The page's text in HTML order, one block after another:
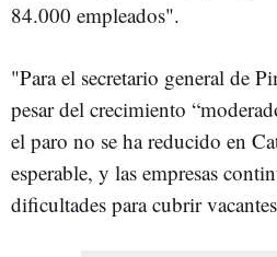
84.000 empleados".
"Para el secretario general de
pesar del crecimiento
el paro no se ha reducido en
esperable, y las empresas
dificultades para cubrir